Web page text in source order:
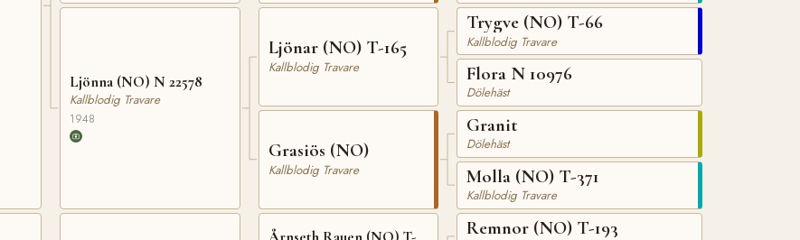
Ljönna (NO) N 22578
Kallblodig Travare
1948
Ljönar (NO) T-165
Kallblodig Travare
Grasiös (NO)
Kallblodig Travare
Trygve (NO) T-66
Kallblodig Travare
Flora N 10976
Dölehäst
Granit
Dölehäst
Molla (NO) T-371
Kallblodig Travare
Remnor (NO) T-193